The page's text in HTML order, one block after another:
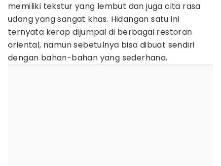
memiliki tekstur yang lembut dan juga cita rasa
udang yang sangat khas. Hidangan satu ini
ternyata kerap dijumpai di berbagai restoran
oriental, namun sebetulnya bisa dibuat sendiri
dengan bahan-bahan yang sederhana.